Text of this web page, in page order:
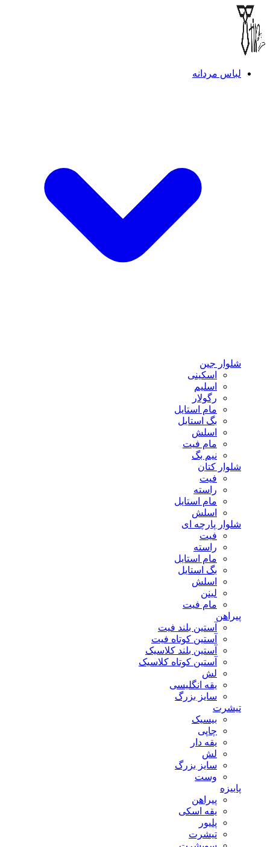
لباس مردانه
شلوار جین
اسکینی
اسلیم
رگولار
مام استایل
بگ استایل
اسلش
مام فیت
نیم بگ
شلوار کتان
فیت
راسته
مام استایل
اسلش
شلوار پارچه ای
فیت
راسته
مام استایل
بگ استایل
اسلش
لینن
مام فیت
پیراهن
آستین بلند فیت
آستین کوتاه فیت
آستین بلند کلاسیک
آستین کوتاه کلاسیک
لش
یقه انگلیسی
سایز بزرگ
تیشرت
بیسیک
چاپی
یقه دار
لش
سایز بزرگ
وست
پاییزه
پیراهن
یقه اسکی
پلیور
تیشرت